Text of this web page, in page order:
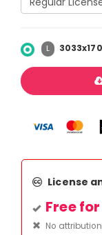
L
License
Free
No